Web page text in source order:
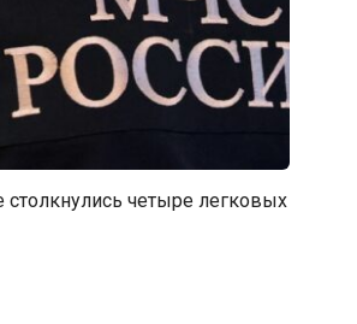
столкнулись четыре легковых